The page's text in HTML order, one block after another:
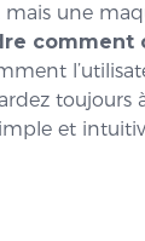
mais une
comment
toujours
et